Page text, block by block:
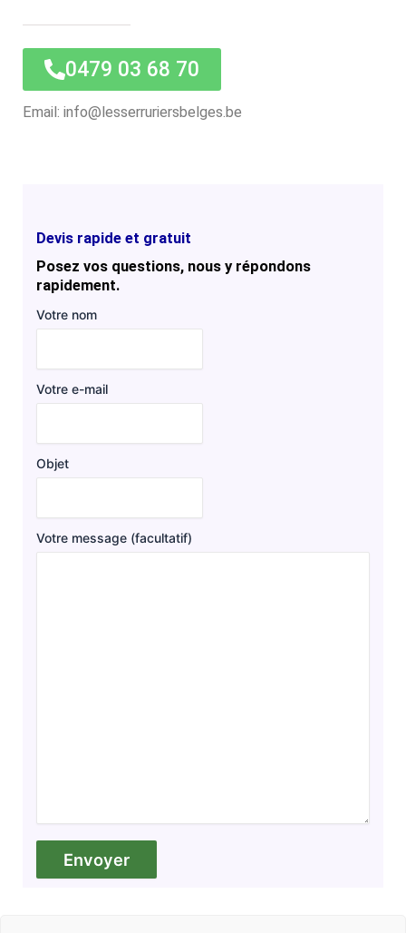
0479 03 68 70
Email: info@lesserruriersbelges.be
Devis rapide et gratuit
Posez vos questions, nous y répondons
rapidement.
Votre nom
Votre e-mail
Objet
Votre message (facultatif)